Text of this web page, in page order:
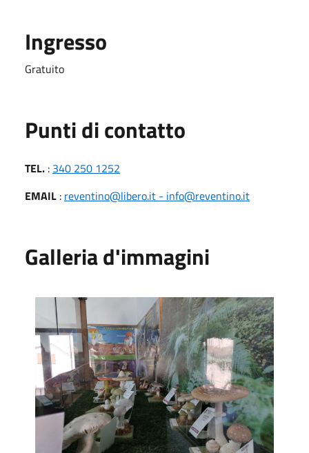
Ingresso
Gratuito
Punti di contatto
TEL. : 340 250 1252
EMAIL : reventino@libero.it - info@reventino.it
Galleria d'immagini